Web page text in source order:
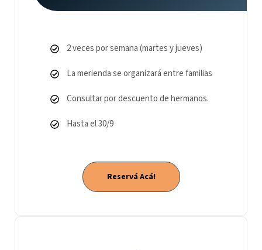
2 veces por semana (martes y jueves)
La merienda se organizará entre familias
Consultar por descuento de hermanos.
Hasta el 30/9
Reservá Acá!